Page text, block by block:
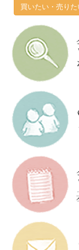
買いたい・売り